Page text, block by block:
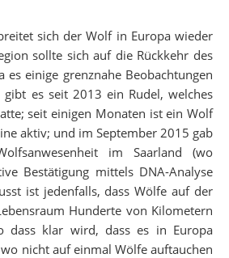
sich der Wolf in Europa wieder
sollte sich auf die Rückkehr des
es einige grenznahe Beobachtungen
gibt es seit 2013 ein Rudel, welches
seit einigen Monaten ist ein Wolf
aktiv; und im September 2015 gab
im Saarland (wo
Bestätigung mittels DNA-Analyse
ist jedenfalls, dass Wölfe auf der
Hunderte von Kilometern
dass klar wird, dass es in Europa
nicht auf einmal Wölfe auftauchen